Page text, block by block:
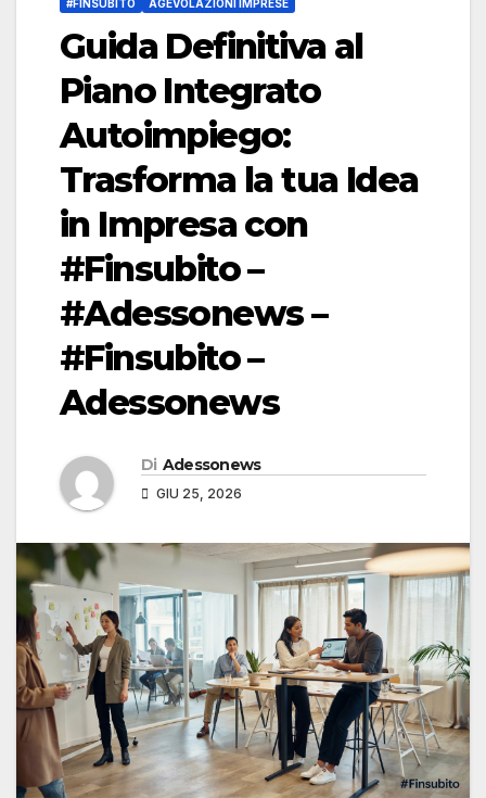
#FINSUBITO AGEVOLAZIONI IMPRESE
Guida Definitiva al
Piano Integrato
Autoimpiego:
Trasforma la tua Idea
in Impresa con
#Finsubito –
#Adessonews –
#Finsubito –
Adessonews
Di Adessonews
GIU 25, 2026